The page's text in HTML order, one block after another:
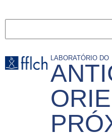
para
principal
LABORATÓRIO DO